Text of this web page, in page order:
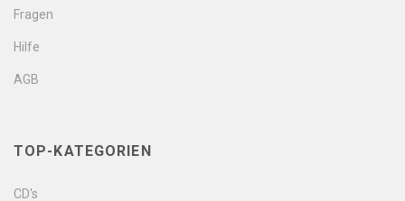
Fragen
Hilfe
AGB
TOP-KATEGORIEN
CD's